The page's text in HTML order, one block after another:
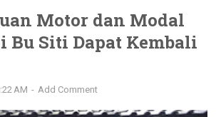
Motor dan Modal
Bu Siti Dapat Kembali
AM Add Comment